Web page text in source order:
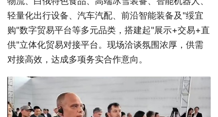
轻量化出行设备、汽车汽配、前沿智能装备及"绥宜
购"数字贸易平台等多元品类，搭建起"展示+交易+直
供"立体化贸易对接平台。现场洽谈氛围浓厚，供需
对接高效，达成多项务实合作意向。